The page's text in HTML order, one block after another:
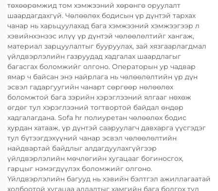
төхөөрөмжид том хэмжээний хөрөнгө оруулалт
шаардагдахгүй. Чөлөөлөх бодисын үр дүнтэй тархах
чанар нь харьцуулахад бага хэмжээний хэмжээгээр л
хэвийнхэнээс илүү үр дүнтэй чөлөөлөлтийг хангаж,
материал зарцуулалтыг бууруулах, зай хязгаарлагдмал
үйлдвэрлэлийн газруудад хадгалах шаардлагыг
багасгах боломжийг олгоно. Операторын ур чадвар
ямар ч байсан энэ найрлага нь чөлөөлөлтийн үр дүн
эсвэл гадаргуугийн чанарт сөргөөр нөлөөлөх
боломжтой бага зэрийн хэрэглээний ялгааг нөхөж
өгдөг тул хэрэглээний тогтвортой байдал өндөр
хадгалагдана. Sofa hr полиуретан чөлөөлөх бодис
хурдан хатааж, үр дүнтэй сааруулагч давхарга үүсгэдэг
тул бүтээгдэхүүний чанар эсвэл чөлөөлөлтийн
найдвартай байдлыг алдагдуулахгүйгээр
үйлдвэрлэлийн мөчлөгийн хугацааг богиносгох,
гарцыг нэмэгдүүлэх боломжийг олгоно.
Үйлдвэрлэлийн багууд нь хэвийн бэлтгэл ажиллагаатай
холбоотой хугацаа алдалтыг хамгийн бага болгох тул